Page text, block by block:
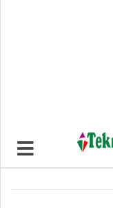
খেলাধুলা
বিনোদন